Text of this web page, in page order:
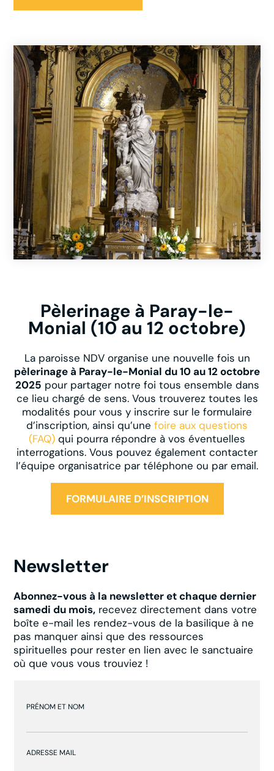
Pèlerinage à Paray-le-
Monial (10 au 12 octobre)
La paroisse NDV organise une nouvelle fois un
pèlerinage à Paray-le-Monial du 10 au 12 octobre
2025 pour partager notre foi tous ensemble dans
ce lieu chargé de sens. Vous trouverez toutes les
modalités pour vous y inscrire sur le formulaire
d’inscription, ainsi qu’une foire aux questions
(FAQ) qui pourra répondre à vos éventuelles
interrogations. Vous pouvez également contacter
l’équipe organisatrice par téléphone ou par email.
FORMULAIRE D’INSCRIPTION
Newsletter
Abonnez-vous à la newsletter et chaque dernier
samedi du mois, recevez directement dans votre
boîte e-mail les rendez-vous de la basilique à ne
pas manquer ainsi que des ressources
spirituelles pour rester en lien avec le sanctuaire
où que vous vous trouviez !
PRÉNOM ET NOM
ADRESSE MAIL